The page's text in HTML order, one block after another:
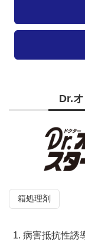
Dr.
箱処理剤
病害抵抗性誘